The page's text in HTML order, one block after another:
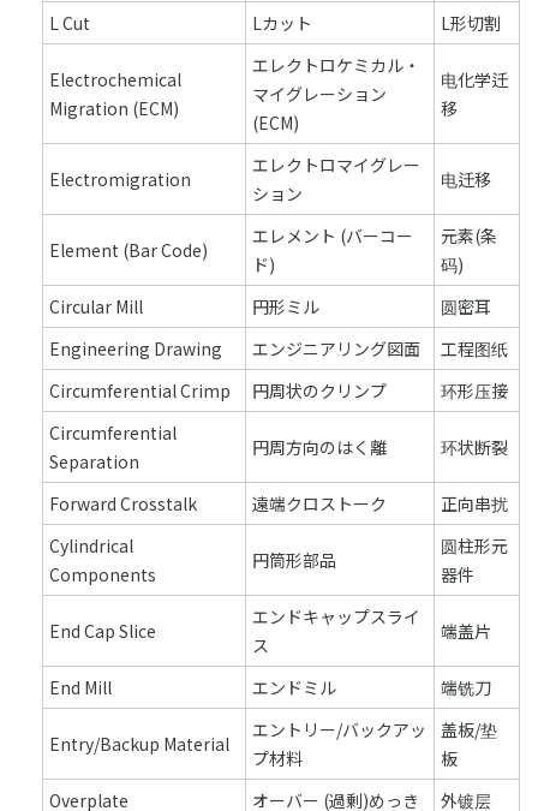
L Cut
Lカット L形切割
Electrochemical
Migration (ECM)
エレクトロケミカル・
マイグレーション
(ECM)
电化学迁
移
Electromigration
エレクトロマイグレー
ション
电迁移
Element (Bar Code)
エレメント (バーコー
ド)
元素(条
码)
Circular Mill
円形ミル
圆密耳
Engineering Drawing
エンジニアリング図面
工程图纸
Circumferential Crimp
円周状のクリンプ
环形压接
Circumferential
Separation
円周方向のはく離 环状断裂
Forward Crosstalk 遠端クロストーク
正向串扰
Cylindrical
Components
円筒形部品
圆柱形元
器件
End Cap Slice
エンドキャップスライ
ス
端盖片
End Mill エンドミル 端铣刀
Entry/Backup Material
エントリー/バックアッ
プ材料
盖板/垫
板
Overplate
オーバー (過剰)めっき 外镀层